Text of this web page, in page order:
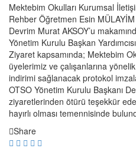
Mektebim Okulları Kurumsal
Rehber Öğretmen Esin
Devrim Murat AKSOY’u
Yönetim Kurulu Başkan
Ziyaret kapsamında; Mektebim
üyelerimiz ve çalışanlarına
indirimi sağlanacak protokol
OTSO Yönetim Kurulu Başkanı
ziyaretlerinden ötürü teşekkür
hayırlı olması temennisinde
Share